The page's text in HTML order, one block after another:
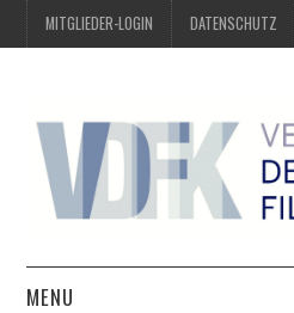
MITGLIEDER-LOGIN DATENSCHUTZ
MENU